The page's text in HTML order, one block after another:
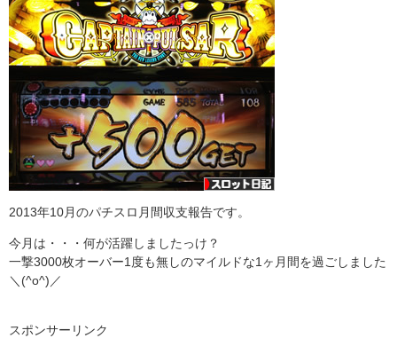
2013年10月のパチスロ月間収支報告です。
今月は・・・何が活躍しましたっけ？
一撃3000枚オーバー1度も無しのマイルドな1ヶ月間を過ごしました
＼(^o^)／
スポンサーリンク